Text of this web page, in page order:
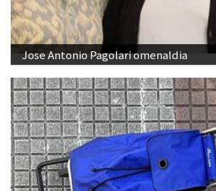
Jose Antonio Pagolari omenaldia